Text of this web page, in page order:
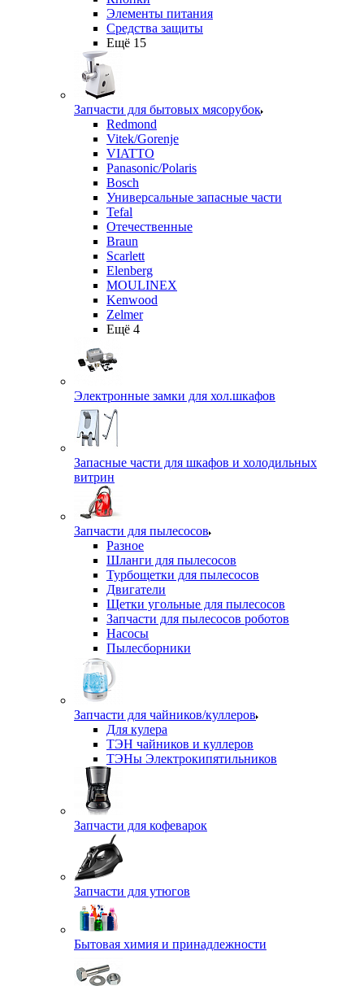
Элементы питания
Средства защиты
Ещё 15
Запчасти для бытовых мясорубок
Redmond
Vitek/Gorenje
VIATTO
Panasonic/Polaris
Bosch
Универсальные запасные части
Tefal
Отечественные
Braun
Scarlett
Elenberg
MOULINEX
Kenwood
Zelmer
Ещё 4
Электронные замки для хол.шкафов
Запасные части для шкафов и холодильных
витрин
Запчасти для пылесосов
Разное
Шланги для пылесосов
Турбощетки для пылесосов
Двигатели
Щетки угольные для пылесосов
Запчасти для пылесосов роботов
Насосы
Пылесборники
Запчасти для чайников/куллеров
Для кулера
ТЭН чайников и куллеров
ТЭНы Электрокипятильников
Запчасти для кофеварок
Запчасти для утюгов
Бытовая химия и принадлежности